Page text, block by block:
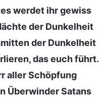
werdet ihr gewiss
der Dunkelheit
der Dunkelheit
das euch führt.
aller Schöpfung
Überwinder Satans